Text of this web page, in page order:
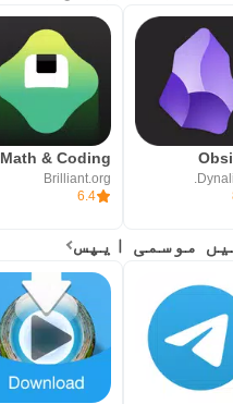
Brilliant.org
6.4